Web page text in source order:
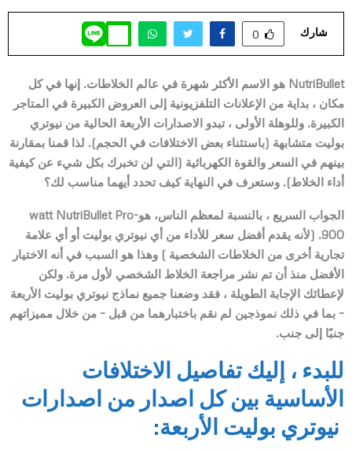
شارك 0
NutriBullet هو الاسم الأكثر شهرة في عالم الخلاطات. إنها في كل
مكان ، بداية من الإعلانات التلفزيونية إلى العروض الكبيرة في المتاجر
الكبيرة. وللوهلة الأولى ، تبدو الاصدارات الأربعة الحالية من نيوتري
بوليت متشابهة (باستثناء بعض الاختلافات في الحجم). لذا قمنا بمقارنة
بينهم في السعر والقوة الكهربائية (التي لن تخبرك بكل شيء عن كيفية
أداء الخلاط). وستعرف في النهاية كيف تحدد أيهما مناسب لك؟
الجواب السريع ، بالنسبة لمعظم الناس، هو-watt NutriBullet Pro
900. (لأنه يقدم أفضل سعر للأداء من أي نيوتري بوليت أو أي علامة
تجارية أخرى من الخلاطات الشخصية ) وهذا هو السبب في أنه الاختيار
الأفضل منذ أن تم نشر مراجعة الخلاط الشخصي لأول مرة. ولكن
لإعطائك الإجابة الطويلة ، فقد وضعنا جميع نماذج نيوتري بوليت الأربعة
– بما في ذلك نموذجين لم نقم باختبارهما من قبل – من خلال مميزاتهم
جنبًا إلى جنب.
للبدء ، إليك تفاصيل الاختلافات
الأساسية بين كل اصدار من اصدارات
نيوتري بوليت الأربعة: